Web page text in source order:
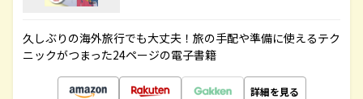
久しぶりの海外旅行でも大丈夫！旅の手配や準備に使えるテク
ニックがつまった24ページの電子書籍
詳細を見る